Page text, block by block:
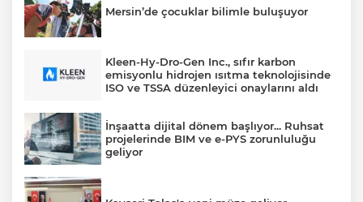
Mersin’de çocuklar bilimle buluşuyor
Kleen-Hy-Dro-Gen Inc., sıfır karbon
emisyonlu hidrojen ısıtma teknolojisinde
ISO ve TSSA düzenleyici onaylarını aldı
İnşaatta dijital dönem başlıyor... Ruhsat
projelerinde BIM ve e-PYS zorunluluğu
geliyor